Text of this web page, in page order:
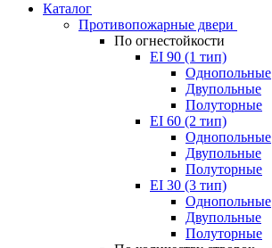
Каталог
Противопожарные двери
По огнестойкости
EI 90 (1 тип)
Однопольные
Двупольные
Полуторные
EI 60 (2 тип)
Однопольные
Двупольные
Полуторные
EI 30 (3 тип)
Однопольные
Двупольные
Полуторные